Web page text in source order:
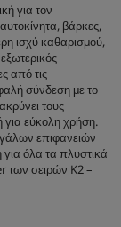
για τον
βάρκες,
ισχύ καθαρισμού,
από τις
σύνδεση με το
τους
για εύκολη χρήση.
επιφανειών
όλα τα πλυστικά
των σειρών K2 –